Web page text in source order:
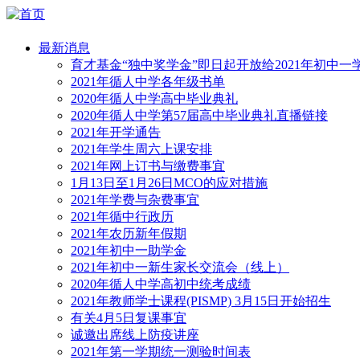
最新消息
育才基金“独中奖学金”即日起开放给2021年初中一
2021年循人中学各年级书单
2020年循人中学高中毕业典礼
2020年循人中学第57届高中毕业典礼直播链接
2021年开学通告
2021年学生周六上课安排
2021年网上订书与缴费事宜
1月13日至1月26日MCO的应对措施
2021年学费与杂费事宜
2021年循中行政历
2021年农历新年假期
2021年初中一助学金
2021年初中一新生家长交流会（线上）
2020年循人中学高初中统考成绩
2021年教师学士课程(PISMP) 3月15日开始招生
有关4月5日复课事宜
诚邀出席线上防疫讲座
2021年第一学期统一测验时间表